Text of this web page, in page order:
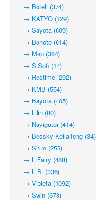
→ Boteli (374)
→ KATYO (129)
→ Sayota (609)
→ Bonote (614)
→ Мир (384)
→ S.Sofi (17)
→ Restime (292)
→ KMB (554)
→ Bayota (405)
→ Lilin (80)
→ Navigator (414)
→ Bessky-Kellaifeng (34)
→ Situo (255)
→ L.Fairy (488)
→ L.B. (336)
→ Violeta (1092)
→ Swin (678)